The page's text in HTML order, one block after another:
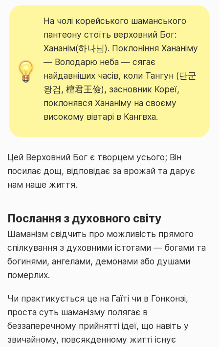
На чолі корейського шаманського
пантеону стоїть верховний Бог:
Хананім(하나님). Поклоніння Хананіму
— Володарю неба — сягає
найдавніших часів, коли Тангун (단군
왕검, 檀君王儉), засновник Кореї,
поклонявся Хананіму на своєму
високому вівтарі в Кангвха.
Цей Верховний Бог є творцем усього; Він
посилає дощ, відповідає за врожай та дарує
нам наше життя.
Послання з духовного світу
Шаманізм свідчить про можливість прямого
спілкування з духовними істотами — богами та
богинями, ангелами, демонами або душами
померлих.
Чи практикується це на Гаїті чи в Гонконзі,
проста суть шаманізму полягає в
беззаперечному прийнятті ідеї, що навіть у
звичайному, повсякденному житті існує